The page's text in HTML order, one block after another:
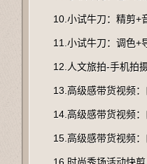
10.小试牛刀：精剪+
11.小试牛刀：调色+
12.人文旅拍-手机拍
13.高级感带货视频
14.高级感带货视频
15.高级感带货视频